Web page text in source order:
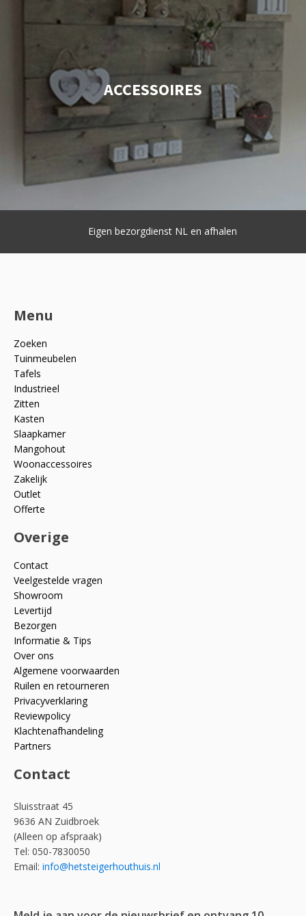
ACCESSOIRES
Eigen bezorgdienst NL en afhalen
Menu
Zoeken
Tuinmeubelen
Tafels
Industrieel
Zitten
Kasten
Slaapkamer
Mangohout
Woonaccessoires
Zakelijk
Outlet
Offerte
Overige
Contact
Veelgestelde vragen
Showroom
Levertijd
Bezorgen
Informatie & Tips
Over ons
Algemene voorwaarden
Ruilen en retourneren
Privacyverklaring
Reviewpolicy
Klachtenafhandeling
Partners
Contact
Sluisstraat 45
9636 AN Zuidbroek
(Alleen op afspraak)
Tel: 050-7830050
Email: info@hetsteigerhouthuis.nl